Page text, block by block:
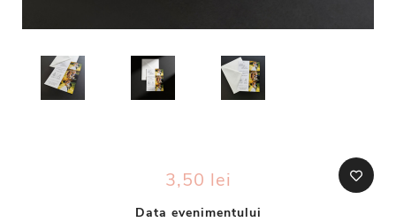
3,50 lei
Data evenimentului